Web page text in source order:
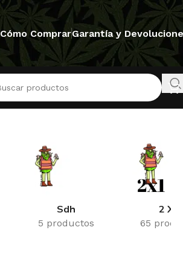
Cómo ComprarGarantía y
Mostrando 8 resultados
Sdh
5 productos
2 X 1
65